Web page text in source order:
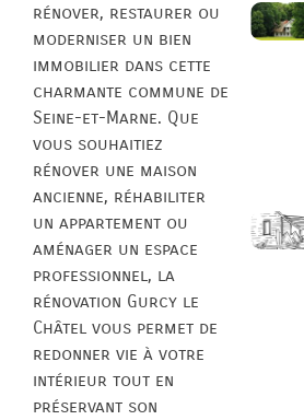
rénover, restaurer ou
moderniser un bien
immobilier dans cette
charmante commune de
Seine-et-Marne. Que
vous souhaitiez
rénover une maison
ancienne, réhabiliter
un appartement ou
aménager un espace
professionnel, la
rénovation Gurcy le
Châtel vous permet de
redonner vie à votre
intérieur tout en
préservant son